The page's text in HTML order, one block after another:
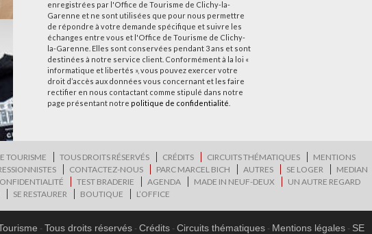
enregistrées par l'Office de Tourisme de Clichy-la-
Garenne et ne sont utilisées que pour nous permettre
de répondre à votre demande spécifique et suivre les
échanges entre vous et l'Office de Tourisme de Clichy-
la-Garenne. Elles sont conservées pendant 3 ans et sont
destinées à notre service client. Conformément à la loi «
informatique et libertés », vous pouvez exercer votre
droit d’accès aux données vous concernant et les faire
rectifier en nous contactant comme stipulé dans notre
page présentant notre politique de confidentialité
TOURISME TOUS DROITS RÉSERVÉS CRÉDITS CIRCUITS THÉMATIQUES
MENTIONS
CONTACTEZ-NOUS PARC MARCEL BICH AUTRES SE LOGER
MEDIAN
TEST BRADERIE AGENDA MADE IN NEUF-DEUX
UN AUTRE REGARD
SE RESTAURER BOUTIQUE L’OFFICE
Tous droits réservés Crédits Circuits thématiques Mentions légales
SE